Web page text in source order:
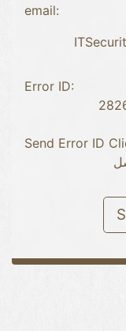
email:
Error ID:
Send Error ID